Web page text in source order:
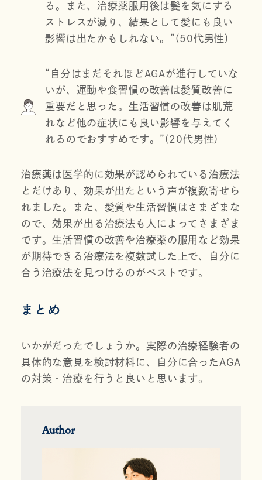
る。また、治療薬服用後は髪を気にする
ストレスが減り、結果として髪にも良い
影響は出たかもしれない。”(50代男性)
“自分はまだそれほどAGAが進行していな
いが、運動や食習慣の改善は髪質改善に
重要だと思った。生活習慣の改善は肌荒
れなど他の症状にも良い影響を与えてく
れるのでおすすめです。”(20代男性)
治療薬は医学的に効果が認められている治療法
とだけあり、効果が出たという声が複数寄せら
れました。また、髪質や生活習慣はさまざまな
ので、効果が出る治療法も人によってさまざま
です。生活習慣の改善や治療薬の服用など効果
が期待できる治療法を複数試した上で、自分に
合う治療法を見つけるのがベストです。
まとめ
いかがだったでしょうか。実際の治療経験者の
具体的な意見を検討材料に、自分に合ったAGA
の対策・治療を行うと良いと思います。
Author